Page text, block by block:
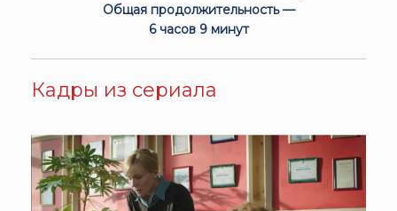
Общая продолжительность —
6 часов 9 минут
Кадры из сериала